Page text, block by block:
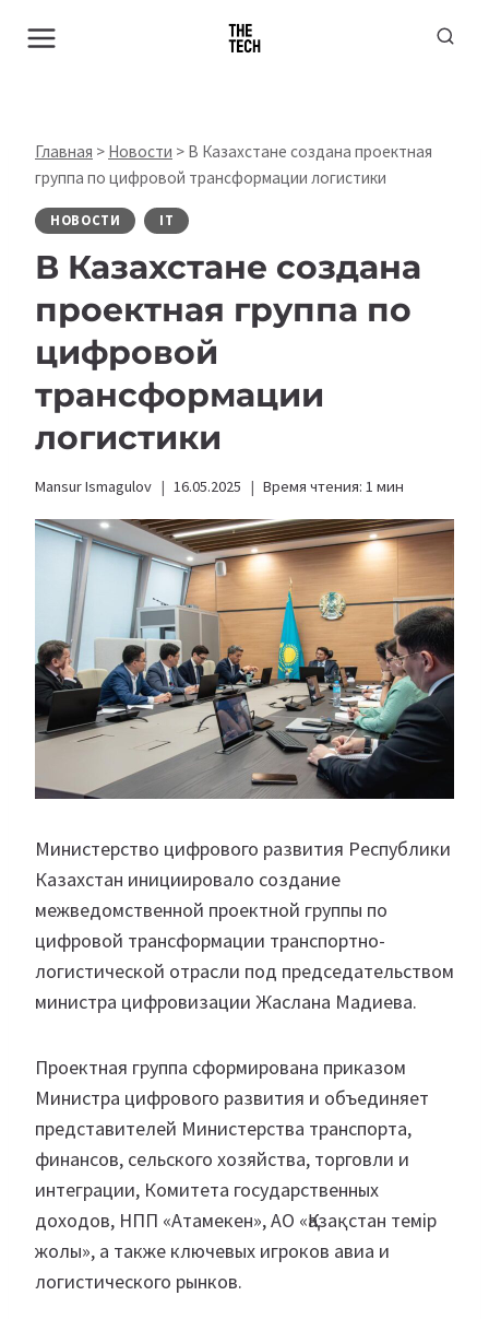
Главная > Новости > В Казахстане создана проектная
группа по цифровой трансформации логистики
НОВОСТИ IT
В Казахстане создана
проектная группа по
цифровой
трансформации
логистики
Mansur Ismagulov 16.05.2025 Время чтения: 1 мин
Министерство цифрового развития Республики
Казахстан инициировало создание
межведомственной проектной группы по
цифровой трансформации транспортно-
логистической отрасли под председательством
министра цифровизации Жаслана Мадиева.
Проектная группа сформирована приказом
Министра цифрового развития и объединяет
представителей Министерства транспорта,
финансов, сельского хозяйства, торговли и
интеграции, Комитета государственных
доходов, НПП «Атамекен», АО «Қазақстан темір
жолы», а также ключевых игроков авиа и
логистического рынков.